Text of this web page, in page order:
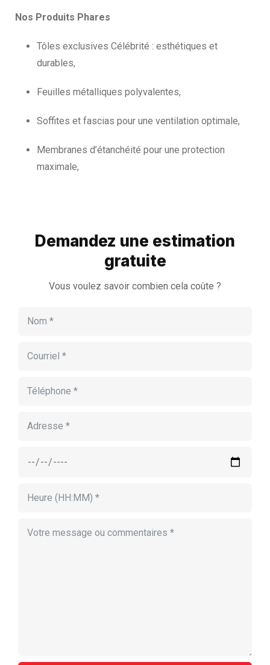
Nos Produits Phares
Tôles exclusives Célébrité : esthétiques et
durables,
Feuilles métalliques polyvalentes,
Soffites et fascias pour une ventilation optimale,
Membranes d’étanchéité pour une protection
maximale,
Demandez une estimation
gratuite
Vous voulez savoir combien cela coûte ?